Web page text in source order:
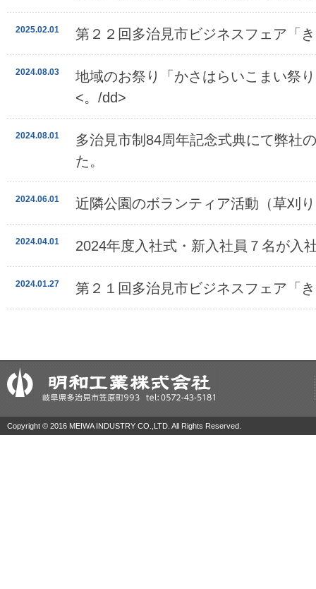
2025.02.01 第２２回多治見市ビジネスフェア「
2024.08.03
地域のお祭り「かさはらいこまい祭
<。/dd>
2024.08.01
多治見市制84周年記念式典にて弊社
た。
2024.06.01 近隣公園のボランティア活動（草刈
2024.04.01 2024年度入社式・新入社員７名が入
2024.01.27 第２１回多治見市ビジネスフェア「
Copyright © 2016 MEIWA INDUSTRY CO.,LTD. All Rights Reserved.